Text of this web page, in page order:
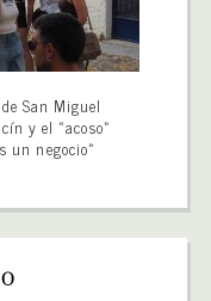
San Miguel
y el «acoso»
un negocio»